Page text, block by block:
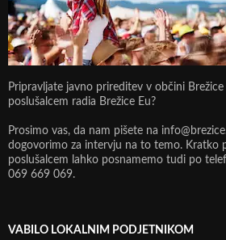
Pripravljate javno prireditev v občini
poslušalcem radia Brežice Eu?
Prosimo vas, da nam pišete na
dogovorimo za intervju na to temo. Kratko
poslušalcem lahko posnamemo tudi po
069 669 069.
VABILO LOKALNIM PODJETNIKOM